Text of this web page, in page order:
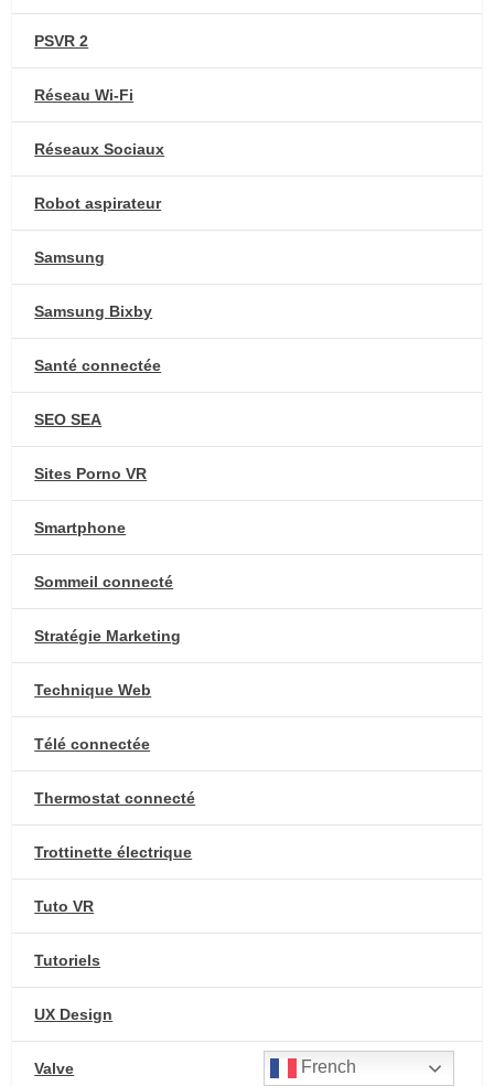
PSVR 2
Réseau Wi-Fi
Réseaux Sociaux
Robot aspirateur
Samsung
Samsung Bixby
Santé connectée
SEO SEA
Sites Porno VR
Smartphone
Sommeil connecté
Stratégie Marketing
Technique Web
Télé connectée
Thermostat connecté
Trottinette électrique
Tuto VR
Tutoriels
UX Design
Valve French